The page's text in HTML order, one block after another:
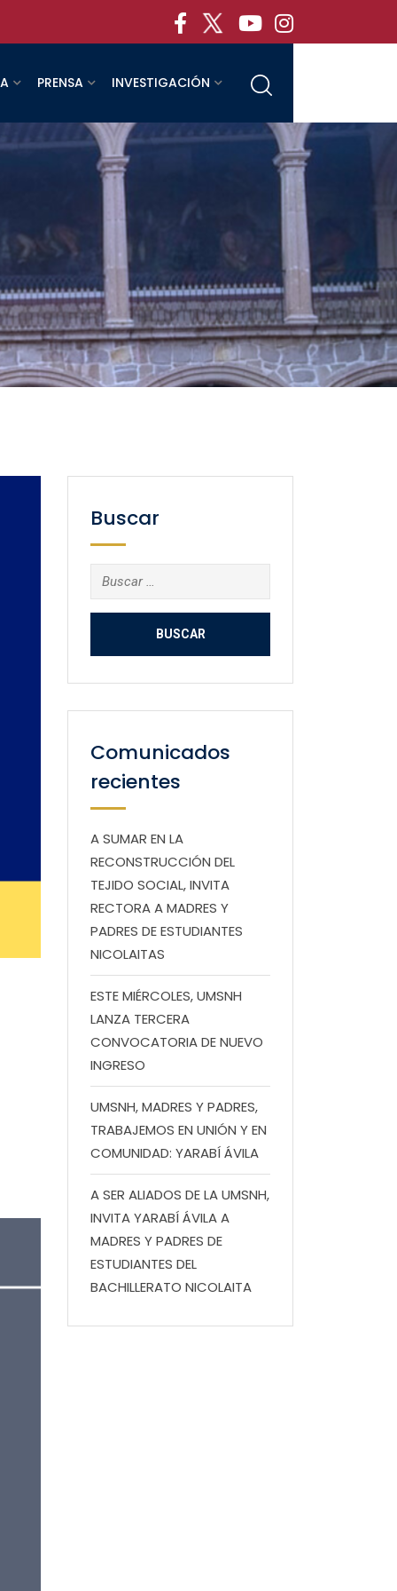
PRENSA INVESTIGACIÓN
Buscar
Buscar:
Comunicados
recientes
A SUMAR EN LA
RECONSTRUCCIÓN DEL
TEJIDO SOCIAL, INVITA
RECTORA A MADRES Y
PADRES DE ESTUDIANTES
NICOLAITAS
ESTE MIÉRCOLES, UMSNH
LANZA TERCERA
CONVOCATORIA DE NUEVO
INGRESO
UMSNH, MADRES Y PADRES,
TRABAJEMOS EN UNIÓN Y EN
COMUNIDAD: YARABÍ ÁVILA
A SER ALIADOS DE LA UMSNH,
INVITA YARABÍ ÁVILA A
MADRES Y PADRES DE
ESTUDIANTES DEL
BACHILLERATO NICOLAITA